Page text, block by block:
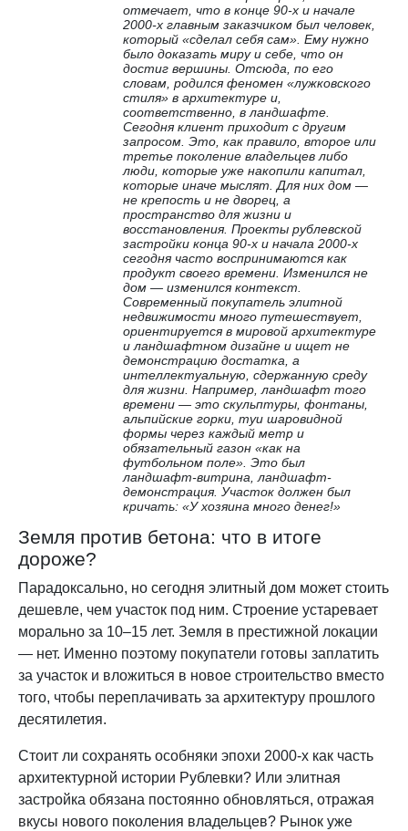
отмечает, что в конце 90-х и начале
2000-х главным заказчиком был человек,
который «сделал себя сам». Ему нужно
было доказать миру и себе, что он
достиг вершины. Отсюда, по его
словам, родился феномен «лужковского
стиля» в архитектуре и,
соответственно, в ландшафте.
Сегодня клиент приходит с другим
запросом. Это, как правило, второе или
третье поколение владельцев либо
люди, которые уже накопили капитал,
которые иначе мыслят. Для них дом —
не крепость и не дворец, а
пространство для жизни и
восстановления. Проекты рублевской
застройки конца 90-х и начала 2000-х
сегодня часто воспринимаются как
продукт своего времени. Изменился не
дом — изменился контекст.
Современный покупатель элитной
недвижимости много путешествует,
ориентируется в мировой архитектуре
и ландшафтном дизайне и ищет не
демонстрацию достатка, а
интеллектуальную, сдержанную среду
для жизни. Например, ландшафт того
времени — это скульптуры, фонтаны,
альпийские горки, туи шаровидной
формы через каждый метр и
обязательный газон «как на
футбольном поле». Это был
ландшафт-витрина, ландшафт-
демонстрация. Участок должен был
кричать: «У хозяина много денег!»
Земля против бетона: что в итоге
дороже?
Парадоксально, но сегодня элитный дом может стоить
дешевле, чем участок под ним. Строение устаревает
морально за 10–15 лет. Земля в престижной локации
— нет. Именно поэтому покупатели готовы заплатить
за участок и вложиться в новое строительство вместо
того, чтобы переплачивать за архитектуру прошлого
десятилетия.
Стоит ли сохранять особняки эпохи 2000-х как часть
архитектурной истории Рублевки? Или элитная
застройка обязана постоянно обновляться, отражая
вкусы нового поколения владельцев? Рынок уже